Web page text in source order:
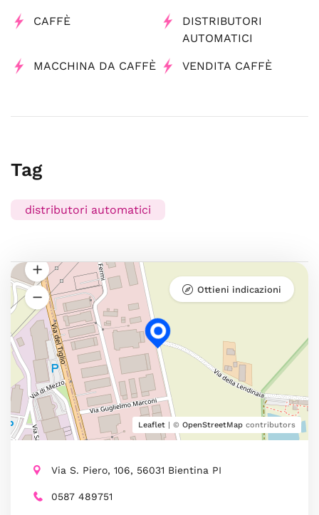
CAFFÈ
DISTRIBUTORI
AUTOMATICI
MACCHINA DA CAFFÈ VENDITA CAFFÈ
Tag
distributori automatici
Leaflet | © OpenStreetMap contributors
Ottieni indicazioni
Via S. Piero, 106, 56031 Bientina PI
0587 489751